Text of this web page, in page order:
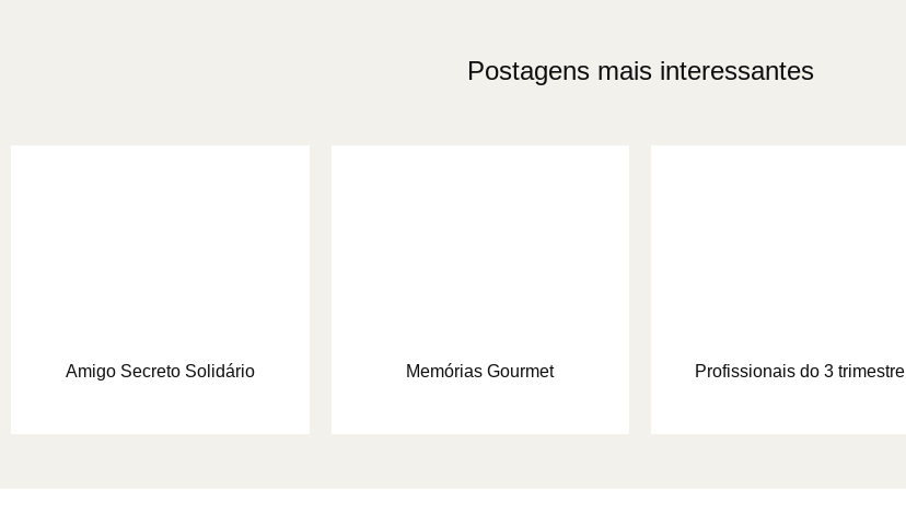
Postagens mais interessantes
Amigo Secreto Solidário Memórias Gourmet Profissionais do 3 trimestre